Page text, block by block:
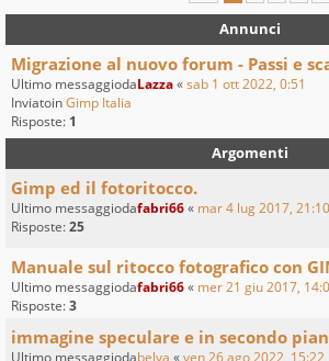
Annunci
Migrazione al nuovo forum - Passi e
Ultimo messaggiodaLazza«sab 1 ott 2022, 0:51
InviatoinGimp Italia
Risposte: 1
Argomenti
Gimp ed il fotoritocco.
Ultimo messaggiodafabri66« mar 4 lug 2017, 21:10
Risposte:25
Manuale sul ritocco fotografico con
Ultimo messaggiodafabri66« mer 21 giu 2017,
Risposte:3
immagine speculare e in secondo
Ultimo messaggiodabelva «ven 26 ago 2022, 15:22